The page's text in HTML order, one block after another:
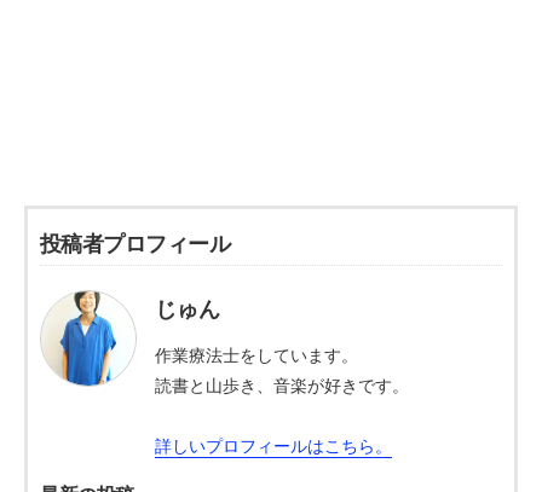
投稿者プロフィール
じゅん
作業療法士をしています。
読書と山歩き、音楽が好きです。
詳しいプロフィールはこちら。